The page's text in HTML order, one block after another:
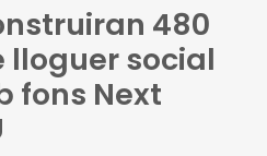
480
social
fons Next